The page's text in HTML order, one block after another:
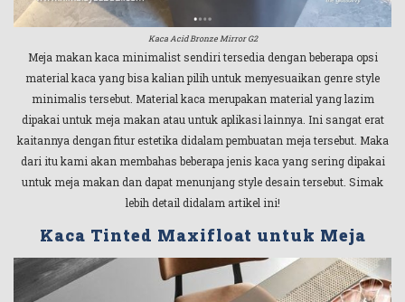
Kaca Acid Bronze Mirror G2
Meja makan kaca minimalist sendiri tersedia dengan beberapa opsi
material kaca yang bisa kalian pilih untuk menyesuaikan genre style
minimalis tersebut. Material kaca merupakan material yang lazim
dipakai untuk meja makan atau untuk aplikasi lainnya. Ini sangat erat
kaitannya dengan fitur estetika didalam pembuatan meja tersebut. Maka
dari itu kami akan membahas beberapa jenis kaca yang sering dipakai
untuk meja makan dan dapat menunjang style desain tersebut. Simak
lebih detail didalam artikel ini!
Kaca Tinted Maxifloat untuk Meja